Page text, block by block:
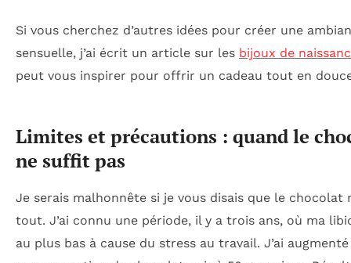
Si vous cherchez d’autres idées pour créer une
sensuelle, j’ai écrit un article sur les bijoux de
peut vous inspirer pour offrir un cadeau tout en
Limites et précautions : quand le
ne suffit pas
Je serais malhonnête si je vous disais que le chocolat
tout. J’ai connu une période, il y a trois ans, où ma
au plus bas à cause du stress au travail. J’ai